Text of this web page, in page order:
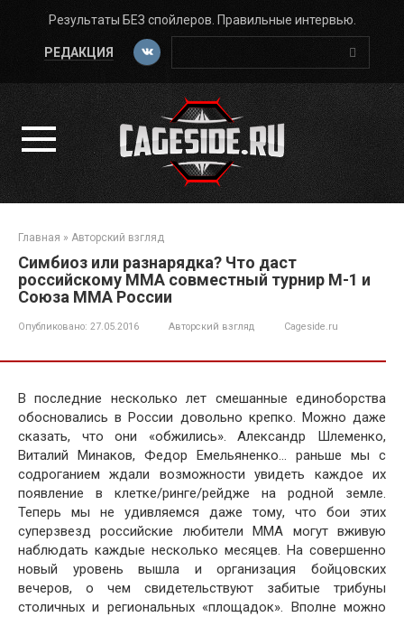
Перейти
контенту
Результаты БЕЗ спойлеров. Правильные интервью.
РЕДАКЦИЯ
Поиск:
Главная » Авторский взгляд
Симбиоз или разнарядка? Что даст
российскому ММА совместный турнир M-1 и
Союза ММА России
Опубликовано: 27.05.2016 Авторский взгляд Cageside.ru
В последние несколько лет смешанные единоборства
обосновались в России довольно крепко. Можно даже
сказать, что они «обжились». Александр Шлеменко,
Виталий Минаков, Федор Емельяненко… раньше мы с
содроганием ждали возможности увидеть каждое их
появление в клетке/ринге/рейдже на родной земле.
Теперь мы не удивляемся даже тому, что бои этих
суперзвезд российские любители ММА могут вживую
наблюдать каждые несколько месяцев. На совершенно
новый уровень вышла и организация бойцовских
вечеров, о чем свидетельствуют забитые трибуны
столичных и региональных «площадок». Вполне можно